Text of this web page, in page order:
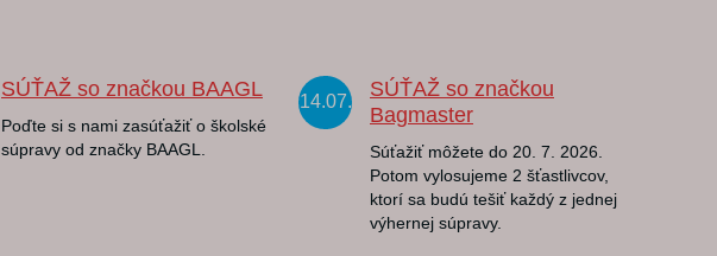
SÚŤAŽ so značkou BAAGL
Poďte si s nami zasúťažiť o školské
súpravy od značky BAAGL.
14.07.
SÚŤAŽ so značkou
Bagmaster
Súťažiť môžete do 20. 7. 2026.
Potom vylosujeme 2 šťastlivcov,
ktorí sa budú tešiť každý z jednej
výhernej súpravy.